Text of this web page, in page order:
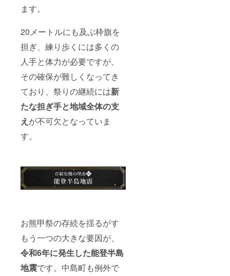
ます。
20メートルにも及ぶ枠旗を
担ぎ、練り歩くには多くの
人手と体力が必要ですが、
その確保が難しくなってき
ており、祭りの継続には新
たな担ぎ手と地域全体の支
え が不可欠となっていま
す。
お熊甲祭の存続を揺るがす
もう一つの大きな要因が、
令和6年に発生した能登半島
地震です。中島町も例外で